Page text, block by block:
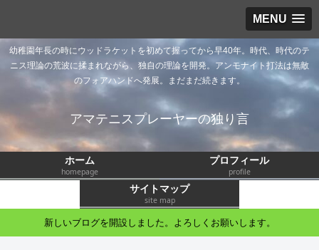
MENU
幼稚園年長の時にウッドラケットを初めて握ってから早40年。時代、時代のテ
ニス理論の荒波に揉まれながら、独自の理論を開発。アンモナイト打法は無敵
のフォアハンドへ発展。まだまだ続きます。
アマテニスプレーヤーの独り言
ホーム
homepage
プロフィール
profile
サイトマップ
site map
新しいブログを開設しました。よろしくお願いします。